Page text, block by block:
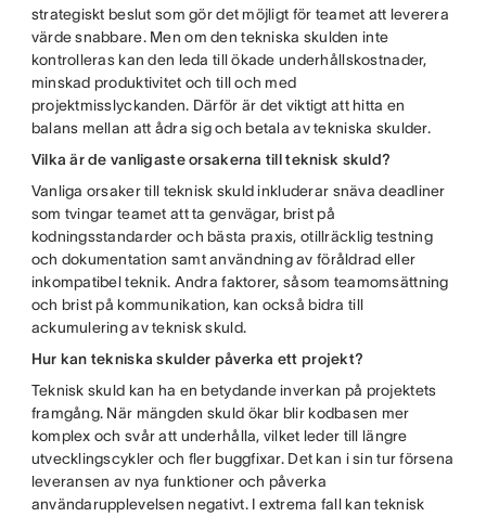
strategiskt beslut som gör det möjligt för teamet att leverera
värde snabbare. Men om den tekniska skulden inte
kontrolleras kan den leda till ökade underhållskostnader,
minskad produktivitet och till och med
projektmisslyckanden. Därför är det viktigt att hitta en
balans mellan att ådra sig och betala av tekniska skulder.
Vilka är de vanligaste orsakerna till teknisk skuld?
Vanliga orsaker till teknisk skuld inkluderar snäva deadliner
som tvingar teamet att ta genvägar, brist på
kodningsstandarder och bästa praxis, otillräcklig testning
och dokumentation samt användning av föråldrad eller
inkompatibel teknik. Andra faktorer, såsom teamomsättning
och brist på kommunikation, kan också bidra till
ackumulering av teknisk skuld.
Hur kan tekniska skulder påverka ett projekt?
Teknisk skuld kan ha en betydande inverkan på projektets
framgång. När mängden skuld ökar blir kodbasen mer
komplex och svår att underhålla, vilket leder till längre
utvecklingscykler och fler buggfixar. Det kan i sin tur försena
leveransen av nya funktioner och påverka
användarupplevelsen negativt. I extrema fall kan teknisk